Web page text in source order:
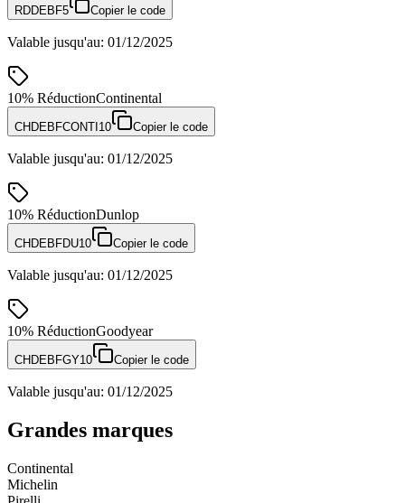
RDDEBF5 Copier le code
Valable jusqu'au: 01/12/2025
10% RéductionContinental
CHDEBFCONTI10 Copier le code
Valable jusqu'au: 01/12/2025
10% RéductionDunlop
CHDEBFDU10 Copier le code
Valable jusqu'au: 01/12/2025
10% RéductionGoodyear
CHDEBFGY10 Copier le code
Valable jusqu'au: 01/12/2025
Grandes marques
Continental
Michelin